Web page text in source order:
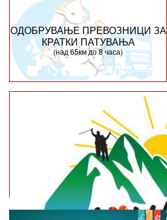
ОДОБРУВАЊЕ ПРЕВОЗНИЦИ ЗА
КРАТКИ ПАТУВАЊА
(над 65км до 8 часа)